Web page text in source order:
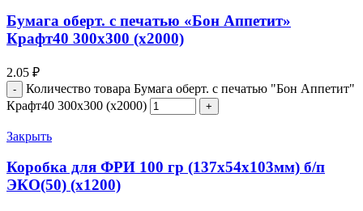
Бумага оберт. с печатью «Бон Аппетит»
Крафт40 300х300 (х2000)
2.05 ₽
Количество товара Бумага оберт. с печатью "Бон Аппетит"
Крафт40 300х300 (х2000)
Закрыть
Коробка для ФРИ 100 гр (137х54х103мм) б/п
ЭКО(50) (х1200)